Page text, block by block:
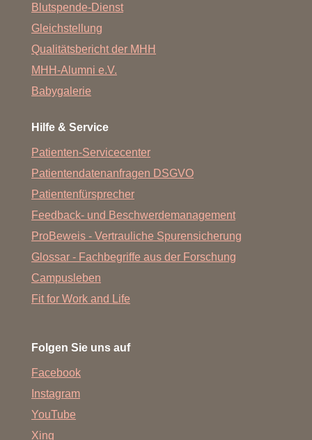
Blutspende-Dienst
Gleichstellung
Qualitätsbericht der MHH
MHH-Alumni e.V.
Babygalerie
Hilfe & Service
Patienten-Servicecenter
Patientendatenanfragen DSGVO
Patientenfürsprecher
Feedback- und Beschwerdemanagement
ProBeweis - Vertrauliche Spurensicherung
Glossar - Fachbegriffe aus der Forschung
Campusleben
Fit for Work and Life
Folgen Sie uns auf
Facebook
Instagram
YouTube
Xing